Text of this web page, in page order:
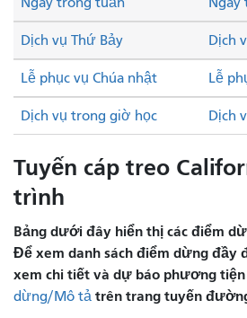
Dịch vụ Thứ Bảy Dịch
Lễ phục vụ Chúa nhật Lễ
Dịch vụ trong giờ học Dịch
Tuyến cáp treo
trình
Bảng dưới đây hiển thị các điểm
Để xem danh sách điểm dừng đầy
xem chi tiết và dự báo phương
dừng/Mô tả trên trang tuyến